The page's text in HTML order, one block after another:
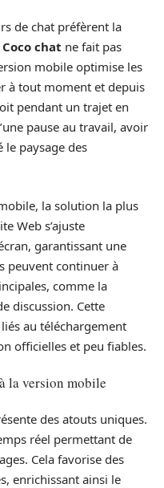
de chat préfèrent la
Coco chat ne fait pas
mobile optimise les
à tout moment et depuis
pendant un trajet en
pause au travail, avoir
le paysage des
la solution la plus
Web s’ajuste
garantissant une
peuvent continuer à
comme la
discussion. Cette
au téléchargement
officielles et peu fiables.
la version mobile
des atouts uniques.
réel permettant de
Cela favorise des
enrichissant ainsi le